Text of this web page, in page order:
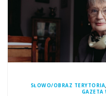
SŁOWO/OBRAZ TERYTORIA,
GAZETA